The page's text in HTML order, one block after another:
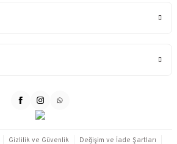
Gizlilik ve Güvenlik Değişim ve İade Şartları